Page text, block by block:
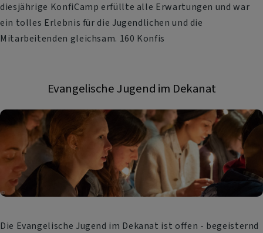
diesjährige KonfiCamp erfüllte alle Erwartungen und war
ein tolles Erlebnis für die Jugendlichen und die
Mitarbeitenden gleichsam. 160 Konfis
Evangelische Jugend im Dekanat
Die Evangelische Jugend im Dekanat ist offen - begeisternd